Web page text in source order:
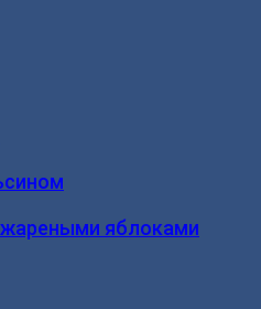
яблоками